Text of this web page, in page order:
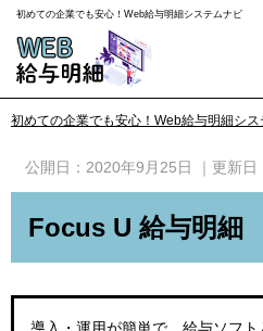
初めての企業でも安心！Web給与明細システムナビ
初めての企業でも安心！Web給与明細シス
公開日： 2020年9月25日 ｜更新日
Focus U 給与明細